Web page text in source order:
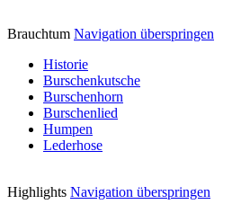
Brauchtum Navigation überspringen
Historie
Burschenkutsche
Burschenhorn
Burschenlied
Humpen
Lederhose
Highlights Navigation überspringen